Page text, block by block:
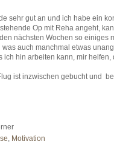
sehr gut an und ich habe ein
Op mit Reha angeht,
nächsten Wochen so einiges
auch manchmal etwas
ich hin arbeiten kann, mir helfen,
ist inzwischen gebucht und
Motivation